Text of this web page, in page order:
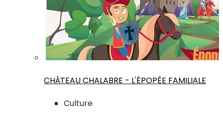
CHÂTEAU CHALABRE - L'ÉPOPÉE FAMILIALE
Culture